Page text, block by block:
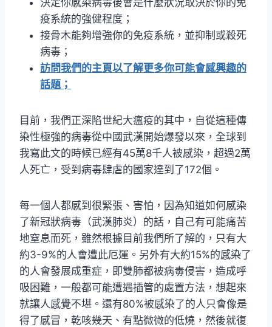
決定你感染病毒後會是什麼狀況取決於你的免
疫系統的強健程度；
接骨木能夠增強你的免疫系統，並抑制或殺死
病毒；
訪問我們的主頁以了解更多你可能會感興趣的
話題；
目前，我們正深陷世紀大瘟疫的其中，自從這種傳
染性極強的病毒從中國武漢開始爆發以來，全球到
我寫此文的時候已經有45萬8千人被感染，超過2萬
人死亡，受到病毒肆虐的國家達到了172個。
每一個人都感到很緊張、害怕，因為知道如何感染
了新冠狀病毒（武漢肺炎）的話，自己有可能痛苦
地窒息而死，雖然根據目前我們所了解的，只有大
約3-9%的人會遭此厄運。另外有大約15%的感染了
的人會發展成重症，即雙肺都被病毒侵害，造成呼
吸困難，一般都可能遭遇插管的處置方法，想起來
就讓人感覺不堪。還有80%被感染了的人只會像是
得了感冒，乾咳幾天、有點微微的低燒，然後就復